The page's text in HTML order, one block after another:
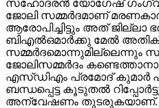
സഹോദരന്‍ യോഗേഷ്
ജോലി സമ്മര്‍ദമാണ്
ആരോപിച്ചിട്ടും അത് ജില്ലാ
ബിഎല്‍ഒമാര്‍ക്കു മേല്‍
സമ്മര്‍ദമൊന്നുമില്ലെന്നും
ജോലിസമ്മര്‍ദം
എസ്ഡിഎം പ്രമോദ് കുമാര്‍
ബന്ധപ്പെട്ട കൂടുതല്‍
അന്വേഷണം തുടരുകയാണ്.